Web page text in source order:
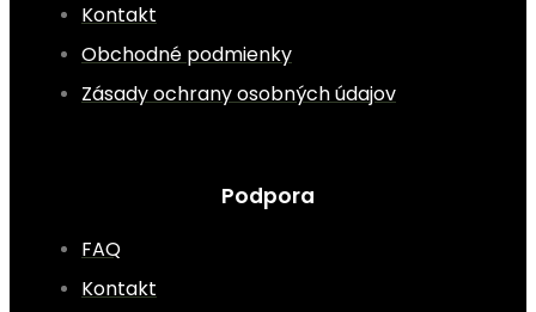
Kontakt
Obchodné podmienky
Zásady ochrany osobných údajov
Podpora
FAQ
Kontakt